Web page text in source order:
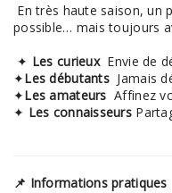
En très haute saison, un
possible… mais toujours
✦ Les curieuxEnvie de
✦Les débutantsJamais
✦Les amateurs Affinez
✦ Les connaisseurs
📌 Informations pratiques